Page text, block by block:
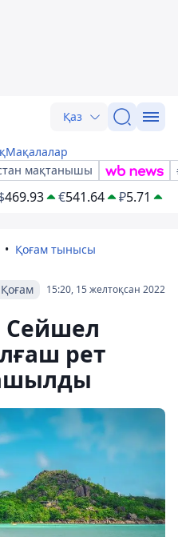
Қаз
Мақалалар
мақтанышы
469.93 €541.64 ₽5.71
Қоғам тынысы
15:20, 15 желтоқсан 2022
Қоғам
Сейшел
рет